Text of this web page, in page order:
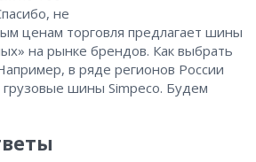
не
ценам торговля предлагает шины
на рынке брендов. Как выбрать
в ряде регионов России
грузовые шины Simpeco. Будем